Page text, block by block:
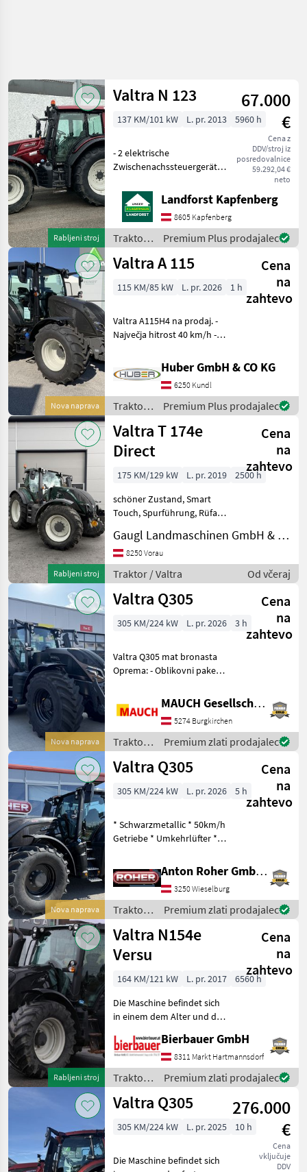
Rabljeni stroj
Valtra N 123
67.000
€
Cena z
DDV/stroj iz
posredovalnice
59.292,04 €
neto
137 KM/101 kW L. pr. 2013 5960 h
- 2 elektrische
Zwischenachssteuergeräte -
Automatische
Anhängevorrichtung -
Mech. Oberlenker hinten - 2
Leitungen nach vorne - 1
Drehleu
Landforst Kapfenberg
8605 Kapfenberg
Traktor /
Valtra
Premium Plus prodajalec
Nova naprava
Valtra A 115
Cena
na
zahtevo
115 KM/85 kW L. pr. 2026 1 h
Valtra A115H4 na prodaj. -
Največja hitrost 40 km/h -
Mehansko nastavljivi
spodnji ročaji - Predgretje
HiLock
Huber GmbH & CO KG
6250 Kundl
Traktor /
Valtra
Premium Plus prodajalec
Rabljeni stroj
Valtra T 174e
Direct
Cena
na
zahtevo
175 KM/129 kW L. pr. 2019
2500 h
schöner Zustand, Smart
Touch, Spurführung, Rüfa....
Stopnja 4, število vrtljajev
kardanske gredi:
540/540E/1000, Polnjenje:
Turbopolnilnik z v
Gaugl Landmaschinen GmbH & Co KG
8250 Vorau
Traktor / Valtra Od včeraj
Nova naprava
Valtra Q305
Cena
na
zahtevo
305 KM/224 kW L. pr. 2026 3 h
Valtra Q305 mat bronasta
Oprema: - Oblikovni paket
barvi - Predgretje motorja -
Vzmetena sprednja os -
Sprednja hidravlika -
Sprednji prikl
MAUCH Gesellschaft m.b.H. & Co.KG
5274 Burgkirchen
Traktor /
Valtra
Premium zlati prodajalec
Nova naprava
Valtra Q305
Cena
na
zahtevo
305 KM/224 kW L. pr. 2026 5 h
* Schwarzmetallic * 50km/h
Getriebe * Umkehrlüfter *
Heckventile mit
Entlastungshebel * 2 Stück
Frontventile, davon 1 Paar
Hydraulikkupp
Anton Roher GmbH (ACA Center Roher)
3250 Wieselburg
Traktor /
Valtra
Premium zlati prodajalec
Rabljeni stroj
Valtra N154e
Versu
Cena
na
zahtevo
164 KM/121 kW L. pr. 2017
6560 h
Die Maschine befindet sich
in einem dem Alter und der
Zustand und kann nach
telefonischer Vereinbarung
gerne vor Ort besichtigt
und geprüft we
Bierbauer GmbH
8311 Markt Hartmannsdorf
Traktor /
Valtra
Premium zlati prodajalec
Valtra Q305
276.000
€
Cena
vključuje
DDV
305 KM/224 kW L. pr. 2025 10 h
Die Maschine befindet sich